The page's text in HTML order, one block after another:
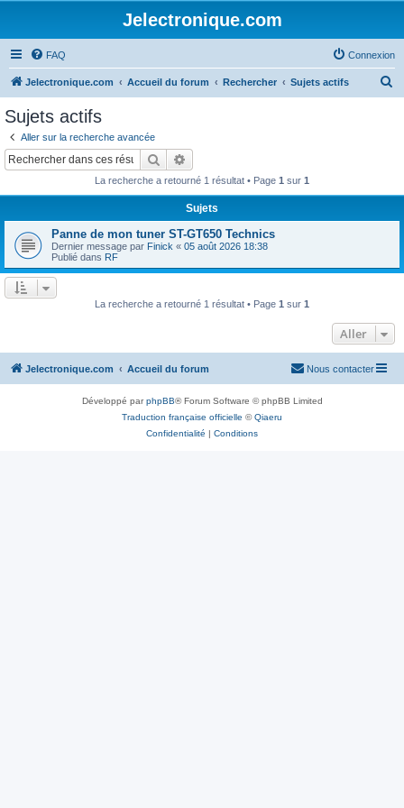
Jelectronique.com
FAQ Connexion
Jelectronique.com Accueil du forum Rechercher Sujets actifs
r
Sujets actifs
Aller sur la recherche avancée
Rechercher
La recherche a retourné 1 résultat • Page 1 sur 1
Sujets
Panne de mon tuner ST-GT650 Technics
Dernier message par Finick « 05 août 2026 18:38
Publié dans RF
La recherche a retourné 1 résultat • Page 1 sur 1
Aller
Jelectronique.com Accueil du forum Nous contacter
Développé parphpBB® Forum Software © phpBB Limited
Traduction française officielle ©Qiaeru
Confidentialité | Conditions